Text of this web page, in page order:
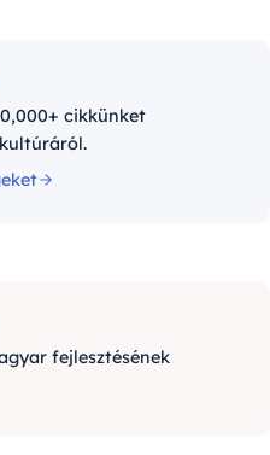
cikkünket
fejlesztésének